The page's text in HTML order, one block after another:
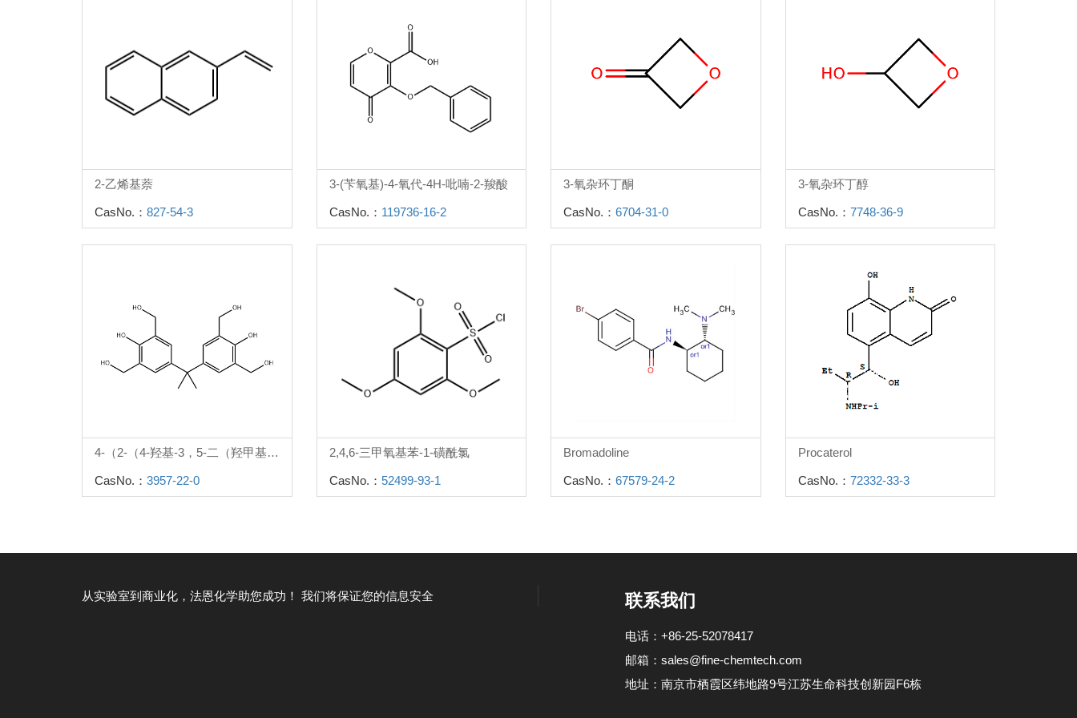
2-乙烯基萘
CasNo.： 827-54-3
3-(苄氧基)-4-氧代-4H-吡喃-2-羧酸
CasNo.： 119736-16-2
3-氧杂环丁酮
CasNo.： 6704-31-0
3-氧杂环丁醇
CasNo.： 7748-36-9
4-（2-（4-羟基-3，5-二（羟甲基）苯基）丙-2-基）-2，6-二（羟甲基）苯酚
CasNo.： 3957-22-0
2,4,6-三甲氧基苯-1-磺酰氯
CasNo.： 52499-93-1
Bromadoline
CasNo.： 67579-24-2
Procaterol
CasNo.： 72332-33-3
从实验室到商业化，法恩化学助您成功！ 我们将保证您的信息安全 联系我们
电话：+86-25-52078417
邮箱： sales@fine-chemtech.com
地址：南京市栖霞区纬地路9号江苏生命科技创新园F6栋